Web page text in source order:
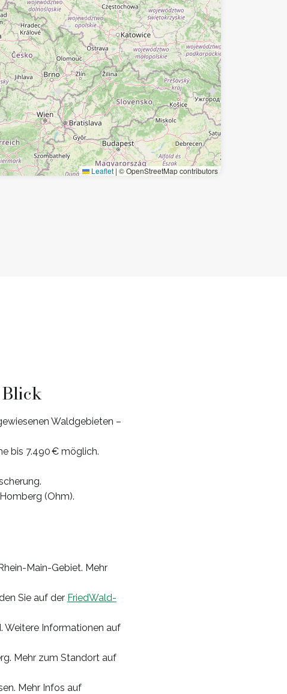
Leaflet | © OpenStreetMap contributors
Waldgebieten –
bis 7.490 € möglich.
(Ohm).
Main-Gebiet. Mehr
Sie auf der FriedWald-
Weitere Informationen auf
Mehr zum Standort auf
Mehr Infos auf